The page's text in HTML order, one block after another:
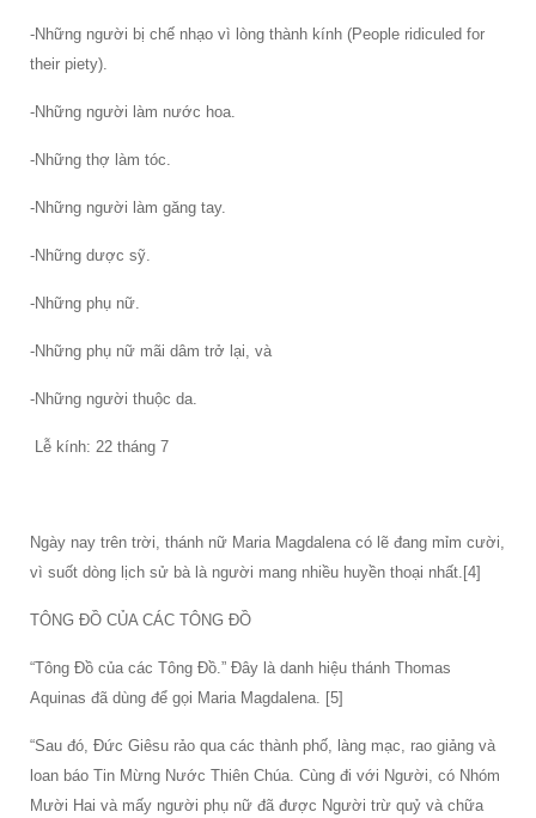
-Những người bị chế nhạo vì lòng thành kính (People ridiculed for
their piety).
-Những người làm nước hoa.
-Những thợ làm tóc.
-Những người làm găng tay.
-Những dược sỹ.
-Những phụ nữ.
-Những phụ nữ mãi dâm trở lại, và
-Những người thuộc da.
Lễ kính: 22 tháng 7
Ngày nay trên trời, thánh nữ Maria Magdalena có lẽ đang mỉm cười,
vì suốt dòng lịch sử bà là người mang nhiều huyền thoại nhất.[4]
TÔNG ĐỒ CỦA CÁC TÔNG ĐỒ
“Tông Đồ của các Tông Đồ.” Đây là danh hiệu thánh Thomas
Aquinas đã dùng để gọi Maria Magdalena. [5]
“Sau đó, Đức Giêsu rảo qua các thành phố, làng mạc, rao giảng và
loan báo Tin Mừng Nước Thiên Chúa. Cùng đi với Người, có Nhóm
Mười Hai và mấy người phụ nữ đã được Người trừ quỷ và chữa